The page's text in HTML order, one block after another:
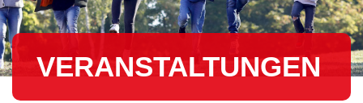
VER­AN­STAL­TUN­GEN